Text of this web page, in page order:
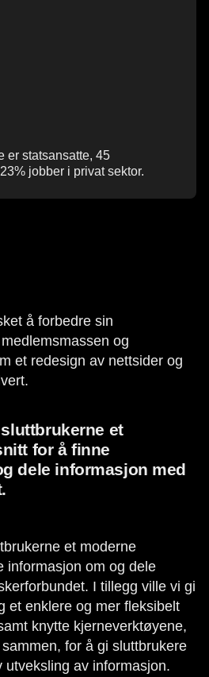
er statsansatte, 45
jobber i privat sektor.
å forbedre sin
og
et redesign av nettsider og
et
for å finne
dele informasjon med
et moderne
informasjon om og dele
I tillegg ville vi gi
et enklere og mer fleksibelt
knytte kjerneverktøyene,
for å gi sluttbrukere
utveksling av informasjon.